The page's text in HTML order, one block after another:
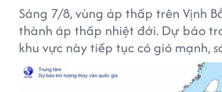
Sáng 7/8, vùng áp thấp trên Vịnh
thành áp thấp nhiệt đới. Dự báo
khu vực này tiếp tục có gió mạnh,
nhiều nguy cơ đối với hoạt động
biển.